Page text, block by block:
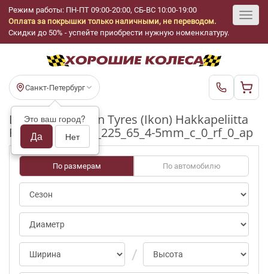
Режим работы: ПН-ПТ 09:00-20:00, СБ-ВС 10:00-19:00
Оплата за покрышки только наличными, не переводом.
Скидки до 50% - успейте приобрести нужную номенклатуру.
Санкт-Петербург
Это ваш город?
Да Нет
Шины бу Nokian Tyres (Ikon) Hakkapeliitta
R2 0/notpct R17_225_65_4-5mm_c_0_rf_0_ap
По размерам По автомобилю